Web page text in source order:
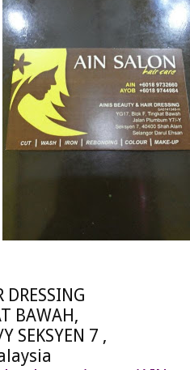
BAWAH,
SEKSYEN 7 ,